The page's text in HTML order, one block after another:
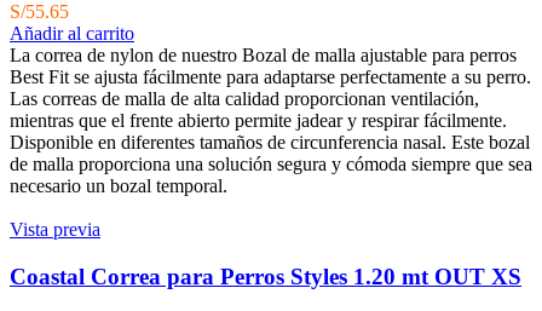
S/55.65
Añadir al carrito
La correa de nylon de nuestro Bozal de malla ajustable para perros
Best Fit se ajusta fácilmente para adaptarse perfectamente a su perro.
Las correas de malla de alta calidad proporcionan ventilación,
mientras que el frente abierto permite jadear y respirar fácilmente.
Disponible en diferentes tamaños de circunferencia nasal. Este bozal
de malla proporciona una solución segura y cómoda siempre que sea
necesario un bozal temporal.
Vista previa
Coastal Correa para Perros Styles 1.20 mt OUT XS